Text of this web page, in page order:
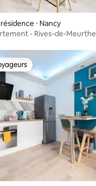
⋅ Nancy
- Rives-de-Meurthe